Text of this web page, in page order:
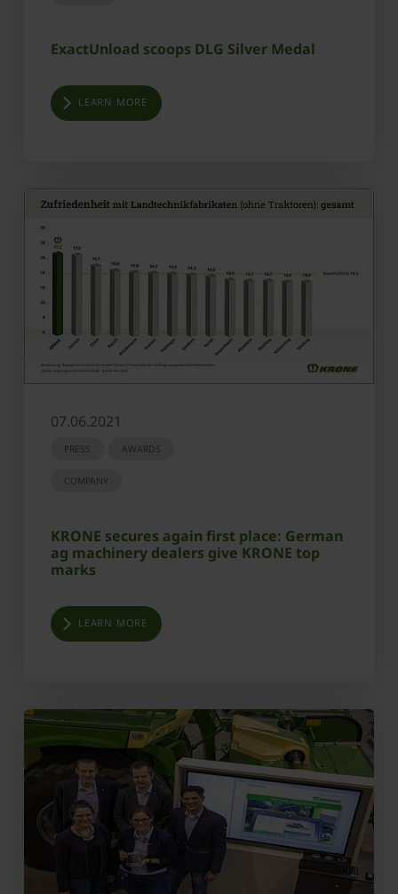
ExactUnload scoops DLG Silver Medal
LEARN MORE
07.06.2021
PRESS AWARDS
COMPANY
KRONE secures again first place: German
ag machinery dealers give KRONE top
marks
LEARN MORE